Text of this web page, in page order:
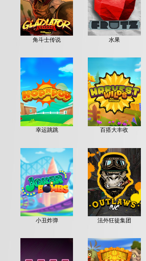
角斗士传说 水果
幸运跳跳 百搭大丰收
小丑炸弹 法外狂徒集团